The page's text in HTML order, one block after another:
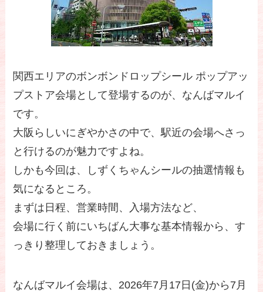
関西エリアのボンボンドロップシール ポップアッ
プストア会場として登場するのが、なんばマルイ
です。
大阪らしいにぎやかさの中で、駅近の会場へさっ
と行けるのが魅力ですよね。
しかも今回は、しずくちゃんシールの抽選情報も
気になるところ。
まずは日程、営業時間、入場方法など、
会場に行く前にいちばん大事な基本情報から、す
っきり整理しておきましょう。
なんばマルイ会場は、2026年7月17日(金)から7月